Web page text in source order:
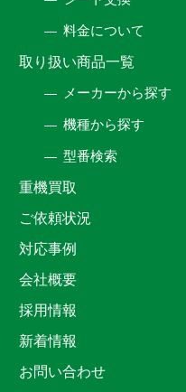
料金について
取り扱い商品一覧
メーカーから探す
機種から探す
型番検索
重機買取
ご依頼状況
対応事例
会社概要
採用情報
新着情報
お問い合わせ